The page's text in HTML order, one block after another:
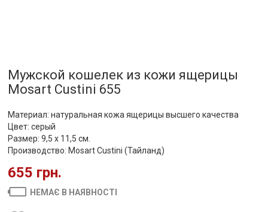
Мужской кошелек из кожи ящерицы
Mosart Custini 655
Материал: натуральная кожа ящерицы высшего качества
Цвет: серый
Размер: 9,5 х 11,5 см.
Производство: Mosart Custini (Тайланд)
655 грн.
НЕМАЄ В НАЯВНОСТІ